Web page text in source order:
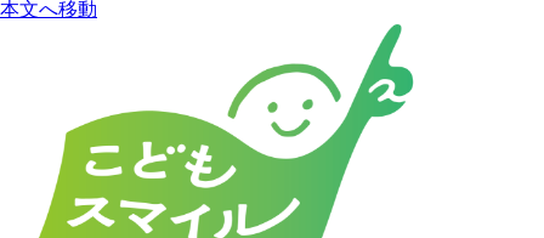
本文へ移動